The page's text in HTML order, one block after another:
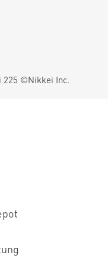
225 ©Nikkei Inc.